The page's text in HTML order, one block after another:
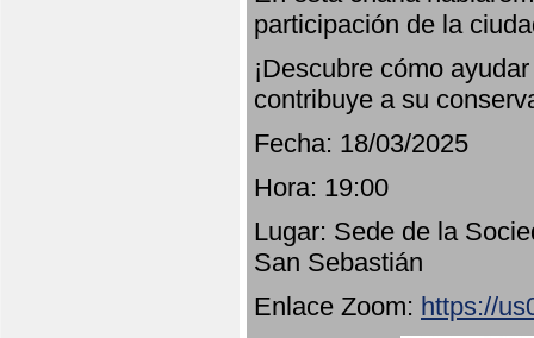
participación de la
¡Descubre cómo
contribuye a su
Fecha: 18/03/2025
Hora: 19:00
Lugar: Sede de la
San Sebastián
Enlace Zoom: https://